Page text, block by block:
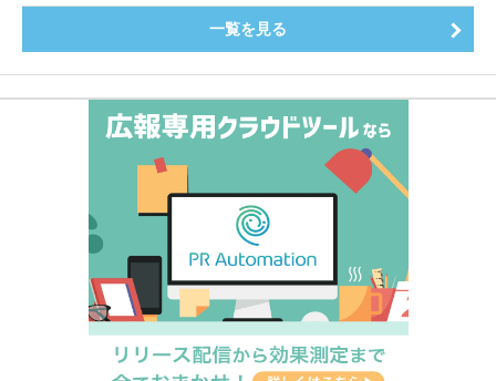
一覧を見る